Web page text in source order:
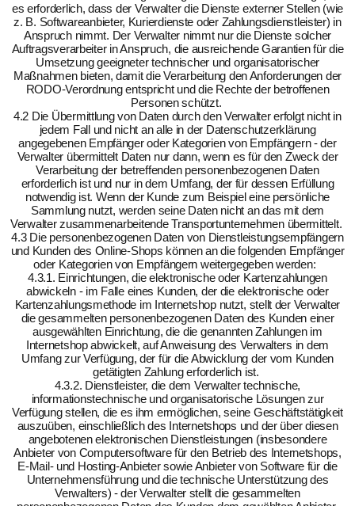
es erforderlich, dass der Verwalter die Dienste externer Stellen (wie
z. B. Softwareanbieter, Kurierdienste oder Zahlungsdienstleister) in
Anspruch nimmt. Der Verwalter nimmt nur die Dienste solcher
Auftragsverarbeiter in Anspruch, die ausreichende Garantien für die
Umsetzung geeigneter technischer und organisatorischer
Maßnahmen bieten, damit die Verarbeitung den Anforderungen der
RODO-Verordnung entspricht und die Rechte der betroffenen
Personen schützt.
4.2 Die Übermittlung von Daten durch den Verwalter erfolgt nicht in
jedem Fall und nicht an alle in der Datenschutzerklärung
angegebenen Empfänger oder Kategorien von Empfängern - der
Verwalter übermittelt Daten nur dann, wenn es für den Zweck der
Verarbeitung der betreffenden personenbezogenen Daten
erforderlich ist und nur in dem Umfang, der für dessen Erfüllung
notwendig ist. Wenn der Kunde zum Beispiel eine persönliche
Sammlung nutzt, werden seine Daten nicht an das mit dem
Verwalter zusammenarbeitende Transportunternehmen übermittelt.
4.3 Die personenbezogenen Daten von Dienstleistungsempfängern
und Kunden des Online-Shops können an die folgenden Empfänger
oder Kategorien von Empfängern weitergegeben werden:
4.3.1. Einrichtungen, die elektronische oder Kartenzahlungen
abwickeln - im Falle eines Kunden, der die elektronische oder
Kartenzahlungsmethode im Internetshop nutzt, stellt der Verwalter
die gesammelten personenbezogenen Daten des Kunden einer
ausgewählten Einrichtung, die die genannten Zahlungen im
Internetshop abwickelt, auf Anweisung des Verwalters in dem
Umfang zur Verfügung, der für die Abwicklung der vom Kunden
getätigten Zahlung erforderlich ist.
4.3.2. Dienstleister, die dem Verwalter technische,
informationstechnische und organisatorische Lösungen zur
Verfügung stellen, die es ihm ermöglichen, seine Geschäftstätigkeit
auszuüben, einschließlich des Internetshops und der über diesen
angebotenen elektronischen Dienstleistungen (insbesondere
Anbieter von Computersoftware für den Betrieb des Internetshops,
E-Mail- und Hosting-Anbieter sowie Anbieter von Software für die
Unternehmensführung und die technische Unterstützung des
Verwalters) - der Verwalter stellt die gesammelten